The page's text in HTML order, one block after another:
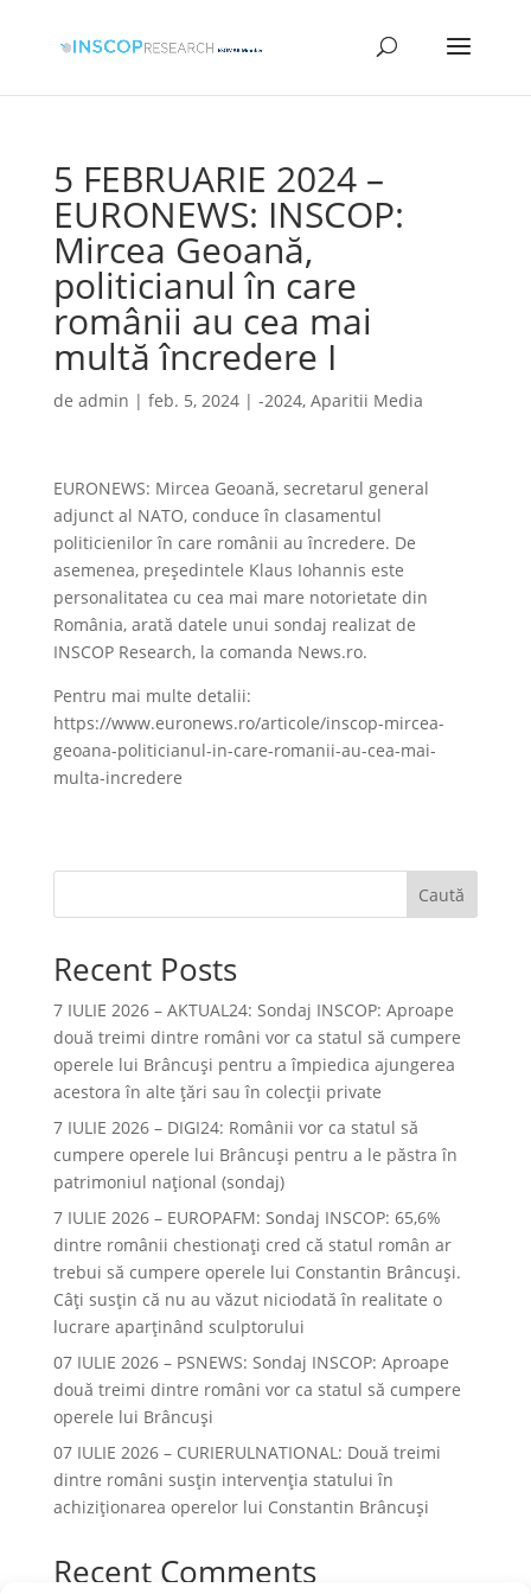
5 FEBRUARIE 2024 –
EURONEWS: INSCOP:
Mircea Geoană,
politicianul în care
românii au cea mai
multă încredere I
de admin | feb. 5, 2024| -2024, Aparitii Media
EURONEWS: Mircea Geoană, secretarul general
adjunct al NATO, conduce în clasamentul
politicienilor în care românii au încredere. De
asemenea, președintele Klaus Iohannis este
personalitatea cu cea mai mare notorietate din
România, arată datele unui sondaj realizat de
INSCOP Research, la comanda News.ro.
Pentru mai multe detalii:
https://www.euronews.ro/articole/inscop-mircea-
geoana-politicianul-in-care-romanii-au-cea-mai-
multa-incredere
Caută
Recent Posts
7 IULIE 2026 – AKTUAL24: Sondaj INSCOP: Aproape
două treimi dintre români vor ca statul să cumpere
operele lui Brâncuşi pentru a împiedica ajungerea
acestora în alte ţări sau în colecţii private
7 IULIE 2026 – DIGI24: Românii vor ca statul să
cumpere operele lui Brâncuși pentru a le păstra în
patrimoniul național (sondaj)
7 IULIE 2026 – EUROPAFM: Sondaj INSCOP: 65,6%
dintre românii chestionați cred că statul român ar
trebui să cumpere operele lui Constantin Brâncuși.
Câți susțin că nu au văzut niciodată în realitate o
lucrare aparținând sculptorului
07 IULIE 2026 – PSNEWS: Sondaj INSCOP: Aproape
două treimi dintre români vor ca statul să cumpere
operele lui Brâncuși
07 IULIE 2026 – CURIERULNATIONAL: Două treimi
dintre români susțin intervenția statului în
achiziționarea operelor lui Constantin Brâncuși
Recent Comments